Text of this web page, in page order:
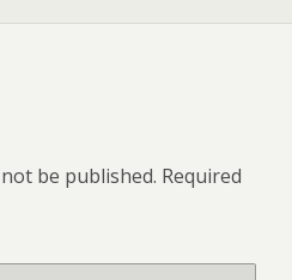
be published. Required